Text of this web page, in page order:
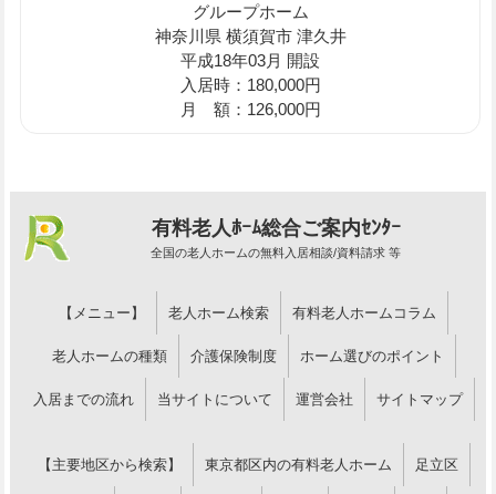
グループホーム
神奈川県 横須賀市 津久井
平成18年03月 開設
入居時：180,000円
月 額：126,000円
有料老人ﾎｰﾑ総合ご案内ｾﾝﾀｰ
全国の老人ホームの無料入居相談/資料請求 等
【メニュー】 老人ホーム検索 有料老人ホームコラム
老人ホームの種類 介護保険制度 ホーム選びのポイント
入居までの流れ 当サイトについて 運営会社 サイトマップ
【主要地区から検索】 東京都区内の有料老人ホーム 足立区